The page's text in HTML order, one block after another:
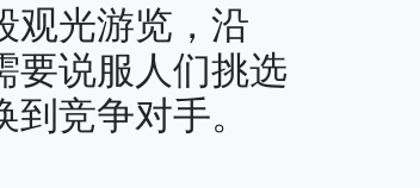
观光游览，沿
要说服人们挑选
竞争对手。